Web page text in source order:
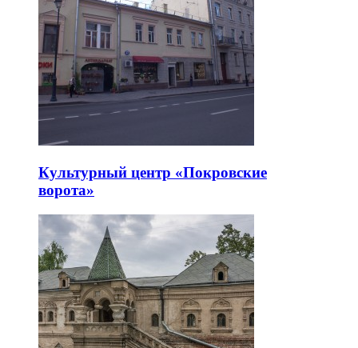
Культурный центр «Покровские
ворота»